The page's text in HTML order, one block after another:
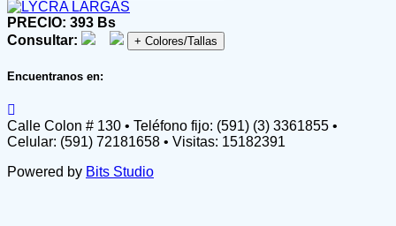
PRECIO: 393 Bs
Consultar:
+ Colores/Tallas
Encuentranos en:
Calle Colon # 130 • Teléfono fijo: (591) (3) 3361855 •
Celular: (591) 72181658 • Visitas: 15182391
Powered by Bits Studio